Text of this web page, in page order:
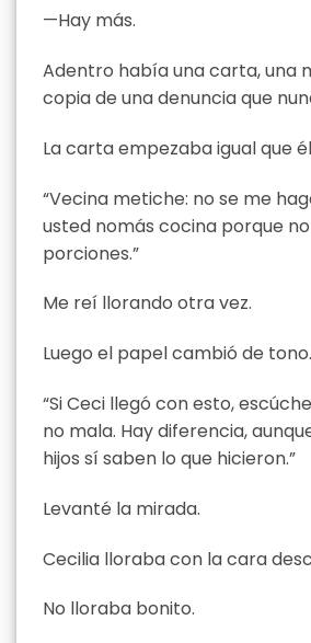
—Hay más.
Adentro había una carta, una
copia de una denuncia que
La carta empezaba igual que
“Vecina metiche: no se me
usted nomás cocina porque
porciones.”
Me reí llorando otra vez.
Luego el papel cambió de tono.
“Si Ceci llegó con esto,
no mala. Hay diferencia,
hijos sí saben lo que hicieron.”
Levanté la mirada.
Cecilia lloraba con la cara
No lloraba bonito.